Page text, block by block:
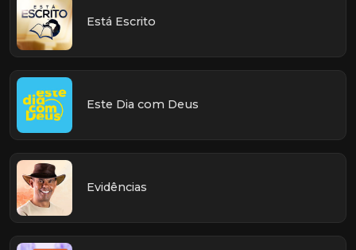
Está Escrito
Este Dia com Deus
Evidências